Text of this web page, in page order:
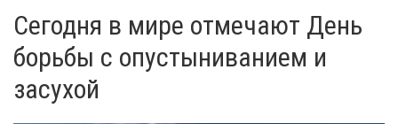
Сегодня в мире отмечают День
борьбы с опустыниванием и
засухой